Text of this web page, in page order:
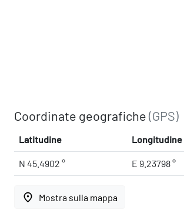
Coordinate geografiche(GPS)
Latitudine Longitudine
N 45.4902 ° E 9.23798 °
place Mostra sulla mappa